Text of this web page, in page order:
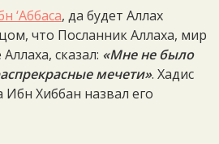
‘Аббаса, да будет Аллах
что Посланник Аллаха, мир
сказал: «Мне не было
мечети». Хадис
Ибн Хиббан назвал его